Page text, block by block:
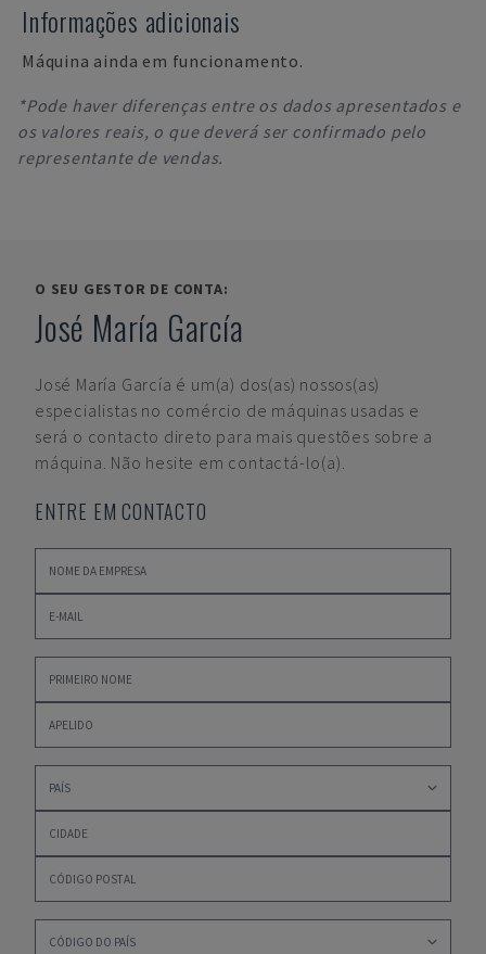
Informações adicionais
Máquina ainda em funcionamento.
*Pode haver diferenças entre os dados apresentados e
os valores reais, o que deverá ser confirmado pelo
representante de vendas.
O SEU GESTOR DE CONTA:
José María García
José María García é um(a) dos(as) nossos(as)
especialistas no comércio de máquinas usadas e
será o contacto direto para mais questões sobre a
máquina. Não hesite em contactá-lo(a).
ENTRE EM CONTACTO